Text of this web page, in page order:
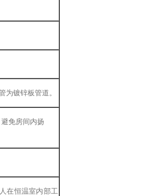
为镀锌板管道。
避免房间内扬
在恒温室内部工